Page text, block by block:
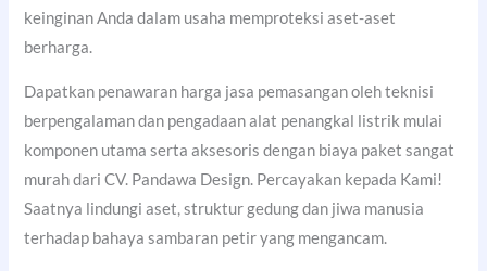
keinginan Anda dalam usaha memproteksi aset-aset
berharga.
Dapatkan penawaran harga jasa pemasangan oleh teknisi
berpengalaman dan pengadaan alat penangkal listrik mulai
komponen utama serta aksesoris dengan biaya paket sangat
murah dari CV. Pandawa Design. Percayakan kepada Kami!
Saatnya lindungi aset, struktur gedung dan jiwa manusia
terhadap bahaya sambaran petir yang mengancam.